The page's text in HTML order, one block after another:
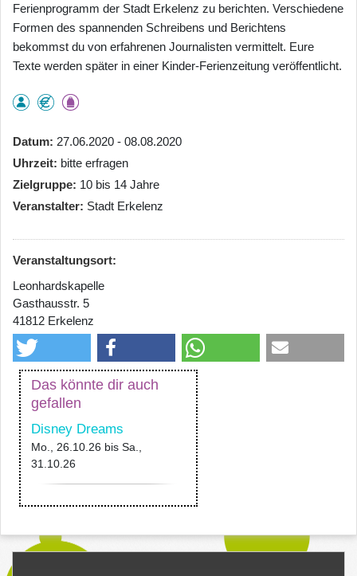
Ferienprogramm der Stadt Erkelenz zu berichten. Verschiedene
Formen des spannenden Schreibens und Berichtens
bekommst du von erfahrenen Journalisten vermittelt. Eure
Texte werden später in einer Kinder-Ferienzeitung veröffentlicht.
Datum 27.06.2020 - 08.08.2020
Uhrzeit bitte erfragen
Zielgruppe 10 bis 14 Jahre
Veranstalter Stadt Erkelenz
Veranstaltungsort:
Leonhardskapelle
Gasthausstr. 5
41812 Erkelenz
Das könnte dir auch
gefallen
Disney Dreams
Mo., 26.10.26 bis Sa.,
31.10.26